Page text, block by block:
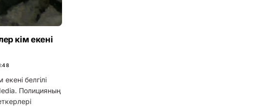
кім екені
белгілі
Полицияның